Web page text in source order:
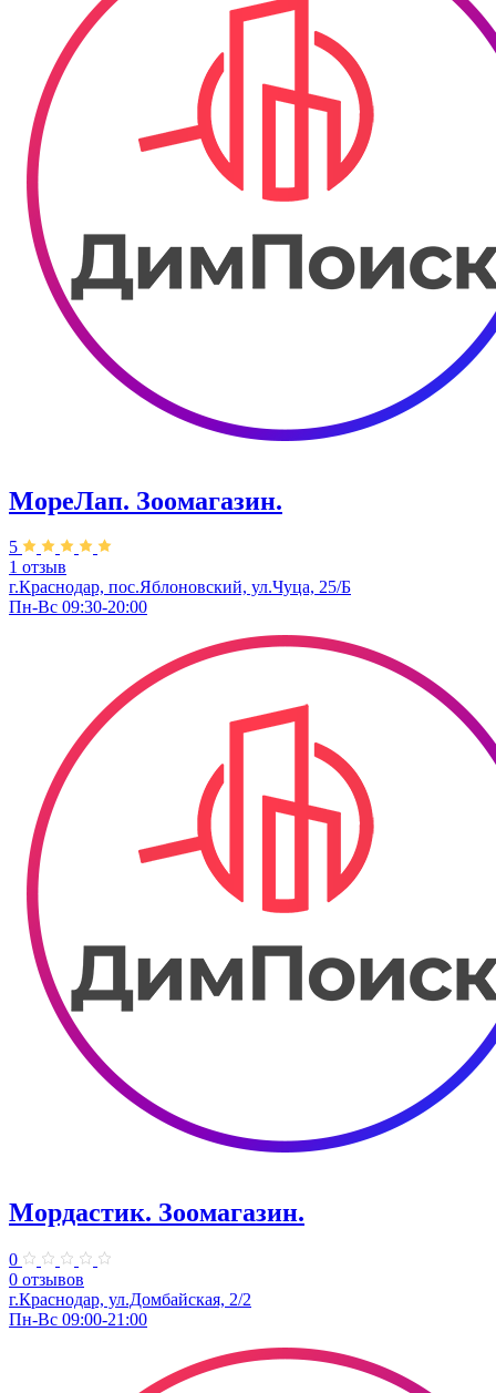
МореЛап. Зоомагазин.
5
1 отзыв
г.Краснодар, пос.Яблоновский, ул.Чуца, 25/Б
Пн-Вс 09:30-20:00
Мордастик. Зоомагазин.
0
0 отзывов
г.Краснодар, ул.Домбайская, 2/2
Пн-Вс 09:00-21:00